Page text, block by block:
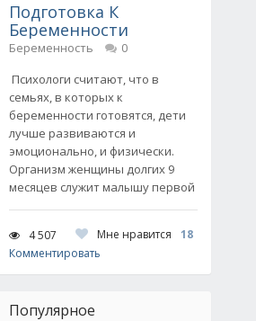
Подготовка К
Беременности
Беременность
0
Психологи считают, что в
семьях, в которых к
беременности готовятся, дети
лучше развиваются и
эмоционально, и физически.
Организм женщины долгих 9
месяцев служит малышу первой
4 507 Мне нравится
18
Комментировать
Популярное